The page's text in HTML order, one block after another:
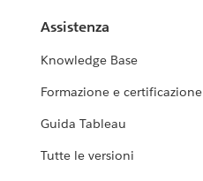
Assistenza
Knowledge Base
Formazione e certificazione
Guida Tableau
Tutte le versioni